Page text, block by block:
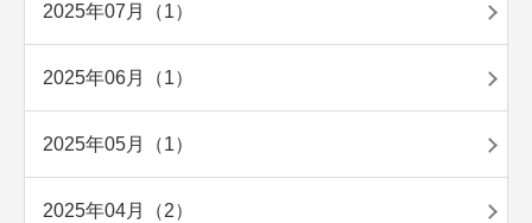
2025年07月（1）
2025年06月（1）
2025年05月（1）
2025年04月（2）